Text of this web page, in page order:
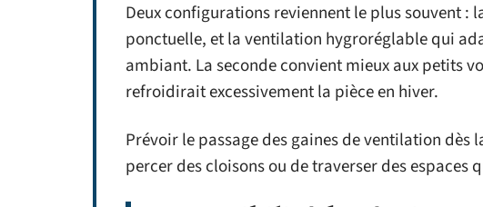
Deux configurations reviennent le plus souvent :
ponctuelle, et la ventilation hygroréglable qui
ambiant. La seconde convient mieux aux petits
refroidirait excessivement la pièce en hiver.
Prévoir le passage des gaines de ventilation
percer des cloisons ou de traverser des